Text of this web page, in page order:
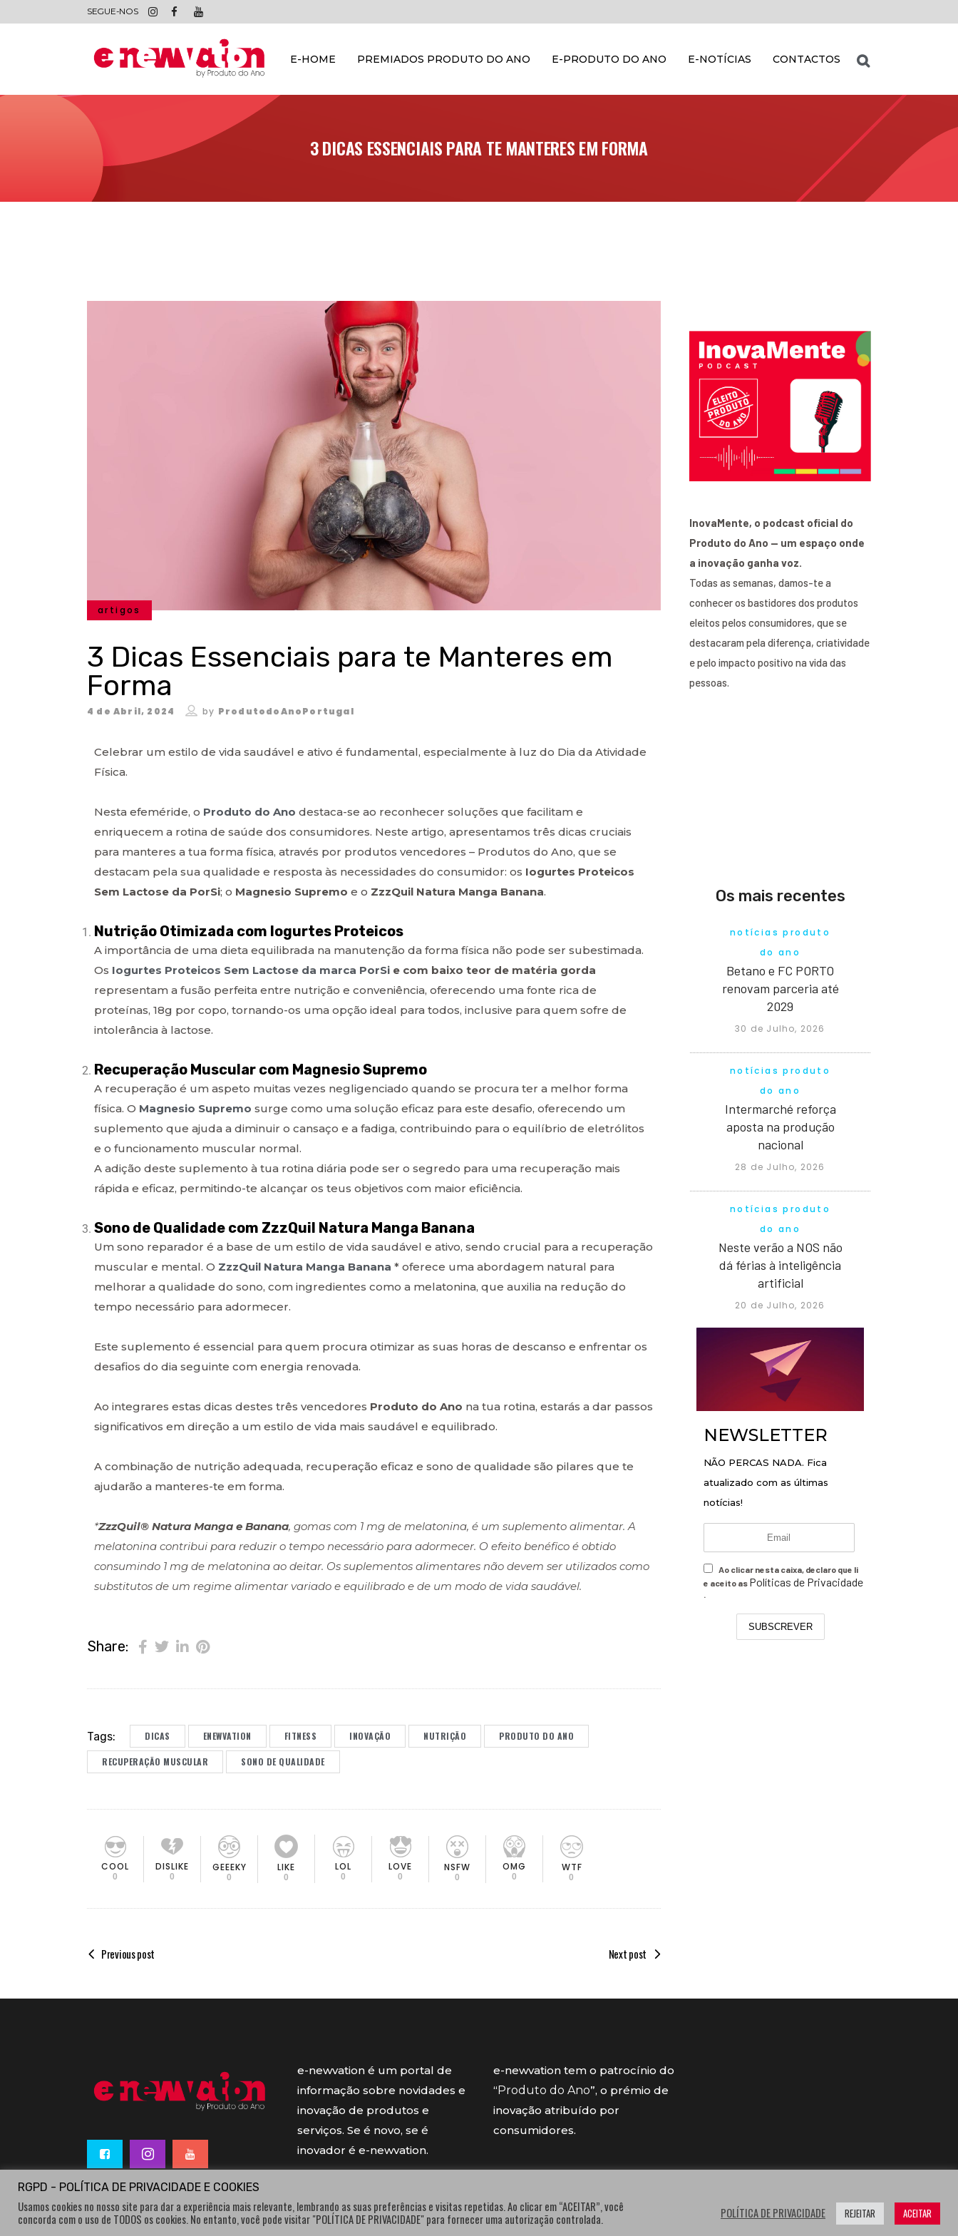
SEGUE-NOS
E-HOME PREMIADOS PRODUTO DO ANO E-PRODUTO DO ANO E-NOTÍCIAS CONTACTOS
3 DICAS ESSENCIAIS PARA TE MANTERES EM FORMA
artigos
3 Dicas Essenciais para te Manteres em
Forma
4 de Abril, 2024 by ProdutodoAnoPortugal
Celebrar um estilo de vida saudável e ativo é fundamental, especialmente à luz do Dia da Atividade
Física.
Nesta efeméride, o Produto do Ano destaca-se ao reconhecer soluções que facilitam e
enriquecem a rotina de saúde dos consumidores. Neste artigo, apresentamos três dicas cruciais
para manteres a tua forma física, através por produtos vencedores – Produtos do Ano, que se
destacam pela sua qualidade e resposta às necessidades do consumidor: os Iogurtes Proteicos
Sem Lactose da PorSi; o Magnesio Supremo e o ZzzQuil Natura Manga Banana.
Nutrição Otimizada com Iogurtes Proteicos
A importância de uma dieta equilibrada na manutenção da forma física não pode ser subestimada.
Os Iogurtes Proteicos Sem Lactose da marca PorSi e com baixo teor de matéria gorda
representam a fusão perfeita entre nutrição e conveniência, oferecendo uma fonte rica de
proteínas, 18g por copo, tornando-os uma opção ideal para todos, inclusive para quem sofre de
intolerância à lactose.
Recuperação Muscular com Magnesio Supremo
A recuperação é um aspeto muitas vezes negligenciado quando se procura ter a melhor forma
física. O Magnesio Supremo surge como uma solução eficaz para este desafio, oferecendo um
suplemento que ajuda a diminuir o cansaço e a fadiga, contribuindo para o equilíbrio de eletrólitos
e o funcionamento muscular normal.
A adição deste suplemento à tua rotina diária pode ser o segredo para uma recuperação mais
rápida e eficaz, permitindo-te alcançar os teus objetivos com maior eficiência.
Sono de Qualidade com ZzzQuil Natura Manga Banana
Um sono reparador é a base de um estilo de vida saudável e ativo, sendo crucial para a recuperação
muscular e mental. O ZzzQuil Natura Manga Banana * oferece uma abordagem natural para
melhorar a qualidade do sono, com ingredientes como a melatonina, que auxilia na redução do
tempo necessário para adormecer.
Este suplemento é essencial para quem procura otimizar as suas horas de descanso e enfrentar os
desafios do dia seguinte com energia renovada.
Ao integrares estas dicas destes três vencedores Produto do Ano na tua rotina, estarás a dar passos
significativos em direção a um estilo de vida mais saudável e equilibrado.
A combinação de nutrição adequada, recuperação eficaz e sono de qualidade são pilares que te
ajudarão a manteres-te em forma.
*ZzzQuil® Natura Manga e Banana, gomas com 1 mg de melatonina, é um suplemento alimentar. A
melatonina contribui para reduzir o tempo necessário para adormecer. O efeito benéfico é obtido
consumindo 1 mg de melatonina ao deitar. Os suplementos alimentares não devem ser utilizados como
substitutos de um regime alimentar variado e equilibrado e de um modo de vida saudável.
Share:
Tags: DICAS ENEWVATION FITNESS INOVAÇÃO NUTRIÇÃO PRODUTO DO ANO
RECUPERAÇÃO MUSCULAR SONO DE QUALIDADE
COOL
0
DISLIKE
0
GEEEKY
0
LIKE
0
LOL
0
LOVE
0
NSFW
0
OMG
0
WTF
0
Previous post Next post
InovaMente, o podcast oficial do
Produto do Ano — um espaço onde
a inovação ganha voz.
Todas as semanas, damos-te a
conhecer os bastidores dos produtos
eleitos pelos consumidores, que se
destacaram pela diferença, criatividade
e pelo impacto positivo na vida das
pessoas.
Os mais recentes
notícias produto
do ano
Betano e FC PORTO
renovam parceria até
2029
30 de Julho, 2026
notícias produto
do ano
Intermarché reforça
aposta na produção
nacional
28 de Julho, 2026
notícias produto
do ano
Neste verão a NOS não
dá férias à inteligência
artificial
20 de Julho, 2026
NEWSLETTER
NÃO PERCAS NADA. Fica
atualizado com as últimas
notícias!
Ao clicar nesta caixa, declaro que li
e aceito as Políticas de Privacidade
.
SUBSCREVER
e-newvation é um portal de
informação sobre novidades e
inovação de produtos e
serviços. Se é novo, se é
inovador é e-newvation.
e-newvation tem o patrocínio do
“ Produto do Ano”, o prémio de
inovação atribuído por
consumidores.
RGPD - POLÍTICA DE PRIVACIDADE E COOKIES
Usamos cookies no nosso site para dar a experiência mais relevante, lembrando as suas preferências e visitas repetidas. Ao clicar em “ACEITAR”, você
concorda com o uso de TODOS os cookies. No entanto, você pode visitar "POLÍTICA DE PRIVACIDADE" para fornecer uma autorização controlada.
POLÍTICA DE PRIVACIDADE REJEITAR ACEITAR